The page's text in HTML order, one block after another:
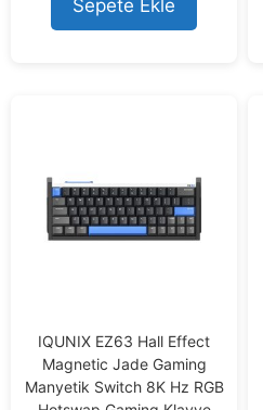
Sepete Ekle
IQUNIX EZ63 Hall Effect
Magnetic Jade Gaming
Manyetik Switch 8K Hz RGB